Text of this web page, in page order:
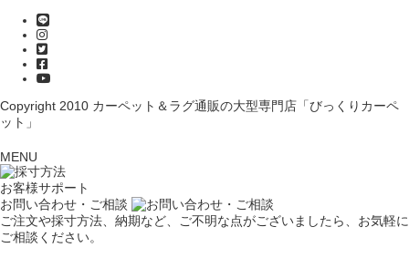
Copyright 2010 カーペット＆ラグ通販の大型専門店「びっくりカーペ
ット」
MENU
お客様サポート
お問い合わせ・ご相談
ご注文や採寸方法、納期など、ご不明な点がございましたら、お気軽に
ご相談ください。